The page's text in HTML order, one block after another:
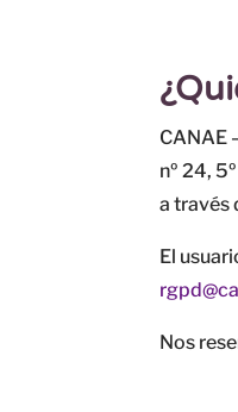
CANAE
nº 24,
a través
El
Nos